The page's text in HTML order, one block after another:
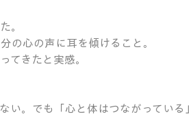
。
の心の声に耳を傾けること。
てきたと実感。
い。でも「心と体はつながっている」